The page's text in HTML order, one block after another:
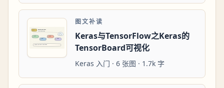
图文补读
Keras与TensorFlow之Keras的
TensorBoard可视化
Keras 入门 · 6 张图 · 1.7k 字